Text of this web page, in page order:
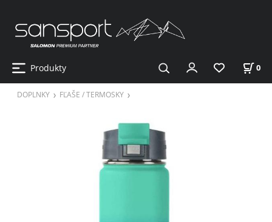
Produkty 0
DOPLNKY FĽAŠE / TERMOSKY